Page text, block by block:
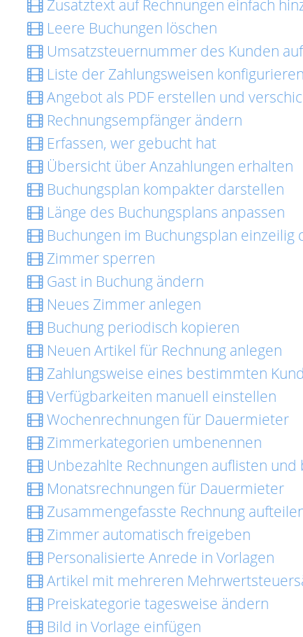
Zusatztext auf Rechnungen einfach
Leere Buchungen löschen
Umsatzsteuernummer des Kunden
Liste der Zahlungsweisen konfigurieren
Angebot als PDF erstellen und
Rechnungsempfänger ändern
Erfassen, wer gebucht hat
Übersicht über Anzahlungen erhalten
Buchungsplan kompakter darstellen
Länge des Buchungsplans anpassen
Buchungen im Buchungsplan einzeilig
Zimmer sperren
Gast in Buchung ändern
Neues Zimmer anlegen
Buchung periodisch kopieren
Neuen Artikel für Rechnung anlegen
Zahlungsweise eines bestimmten
Verfügbarkeiten manuell einstellen
Wochenrechnungen für Dauermieter
Zimmerkategorien umbenennen
Unbezahlte Rechnungen auflisten
Monatsrechnungen für Dauermieter
Zusammengefasste Rechnung
Zimmer automatisch freigeben
Personalisierte Anrede in Vorlagen
Artikel mit mehreren
Preiskategorie tagesweise ändern
Bild in Vorlage einfügen